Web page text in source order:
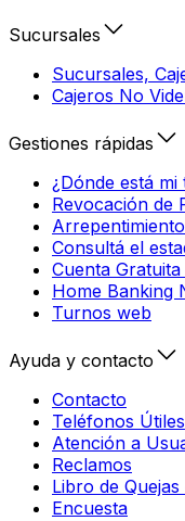
Sucursales
Sucursales,
Cajeros No
Gestiones rápidas
¿Dónde está mi
Revocación de
Consultá el
Cuenta
Home Banking
Turnos web
Ayuda y contacto
Contacto
Teléfonos Útiles
Atención a
Reclamos
Libro de
Encuesta